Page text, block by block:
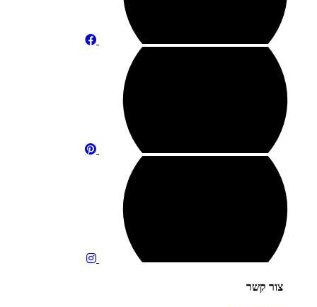
צור קשר